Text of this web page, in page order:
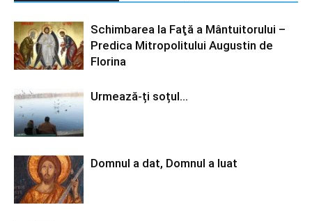
Schimbarea la Faţă a Mântuitorului –
Predica Mitropolitului Augustin de
Florina
Urmează-ți soțul…
Domnul a dat, Domnul a luat